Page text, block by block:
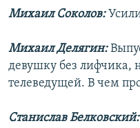
Михаил Соколов:
Михаил Делягин:
девушку без лифчика,
телеведущей. В чем
Станислав Белковский: